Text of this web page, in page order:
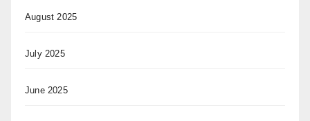
August 2025
July 2025
June 2025